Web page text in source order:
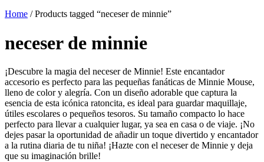
Home / Products tagged “neceser de minnie”
neceser de minnie
¡Descubre la magia del neceser de Minnie! Este encantador
accesorio es perfecto para las pequeñas fanáticas de Minnie Mouse,
lleno de color y alegría. Con un diseño adorable que captura la
esencia de esta icónica ratoncita, es ideal para guardar maquillaje,
útiles escolares o pequeños tesoros. Su tamaño compacto lo hace
perfecto para llevar a cualquier lugar, ya sea en casa o de viaje. ¡No
dejes pasar la oportunidad de añadir un toque divertido y encantador
a la rutina diaria de tu niña! ¡Hazte con el neceser de Minnie y deja
que su imaginación brille!